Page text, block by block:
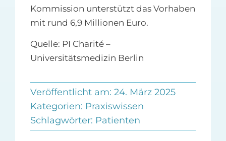
Kommission unterstützt das Vorhaben
mit rund 6,9 Millionen Euro.
Quelle: PI Charité –
Universitätsmedizin Berlin
Veröffentlicht am: 24. März 2025
Kategorien: Praxiswissen
Schlagwörter: Patienten